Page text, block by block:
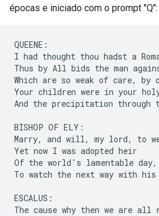
épocas e iniciado com o prompt "Q":
QUEENE:
I had thought thou hadst a
Thus by All bids the man
Which are so weak of care, by
Your children were in your
And the precipitation through
BISHOP OF ELY:
Marry, and will, my lord, to
Yet now I was adopted heir
Of the world's lamentable day,
To watch the next way with
ESCALUS:
The cause why then we are all